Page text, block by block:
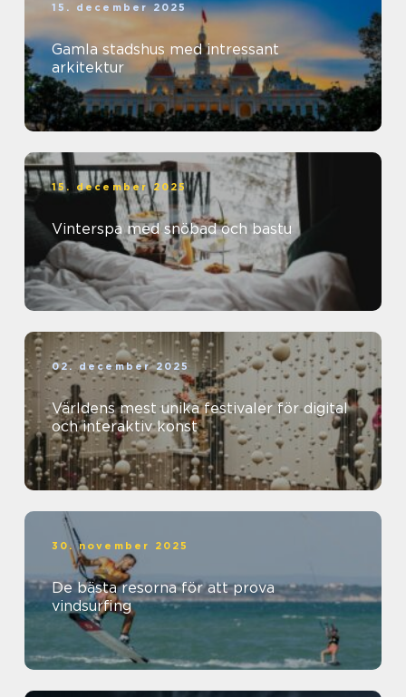
15. december 2025
Gamla stadshus med intressant
arkitektur
15. december 2025
Vinterspa med snöbad och bastu
02. december 2025
Världens mest unika festivaler för digital
och interaktiv konst
30. november 2025
De bästa resorna för att prova
vindsurfing